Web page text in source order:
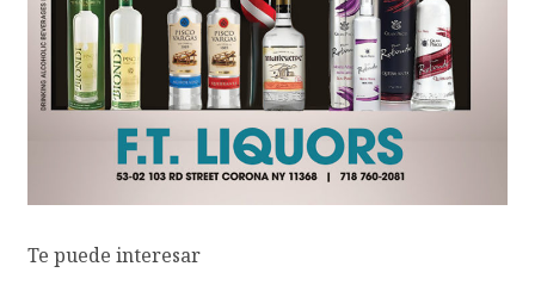
Te puede interesar